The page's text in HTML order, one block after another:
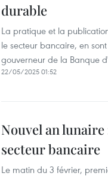
durable
La pratique et la
le secteur bancaire, en
gouverneur de la Banque
22/05/2025 01:52
Nouvel an
secteur bancaire
Le matin du 3 février,